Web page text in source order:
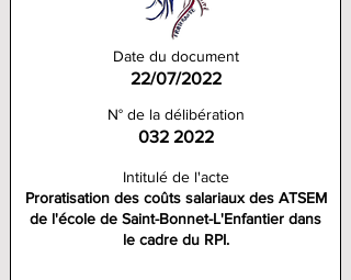
Date du document
22/07/2022
N° de la délibération
032 2022
Intitulé de l'acte
Proratisation des coûts salariaux des ATSEM
de l'école de Saint-Bonnet-L'Enfantier dans
le cadre du RPI.